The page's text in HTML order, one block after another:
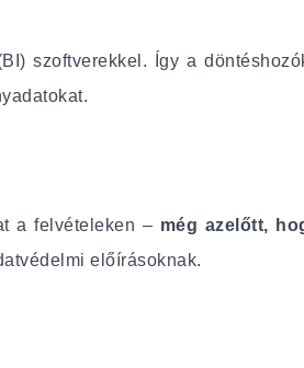
szoftverekkel. Így a
a felvételeken – még azelőtt,
előírásoknak.